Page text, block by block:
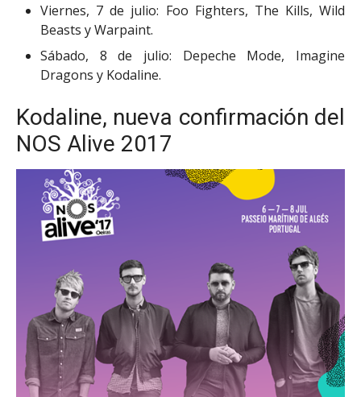
Viernes, 7 de julio: Foo Fighters, The Kills, Wild
Beasts y Warpaint.
Sábado, 8 de julio: Depeche Mode, Imagine
Dragons y Kodaline.
Kodaline, nueva confirmación del
NOS Alive 2017